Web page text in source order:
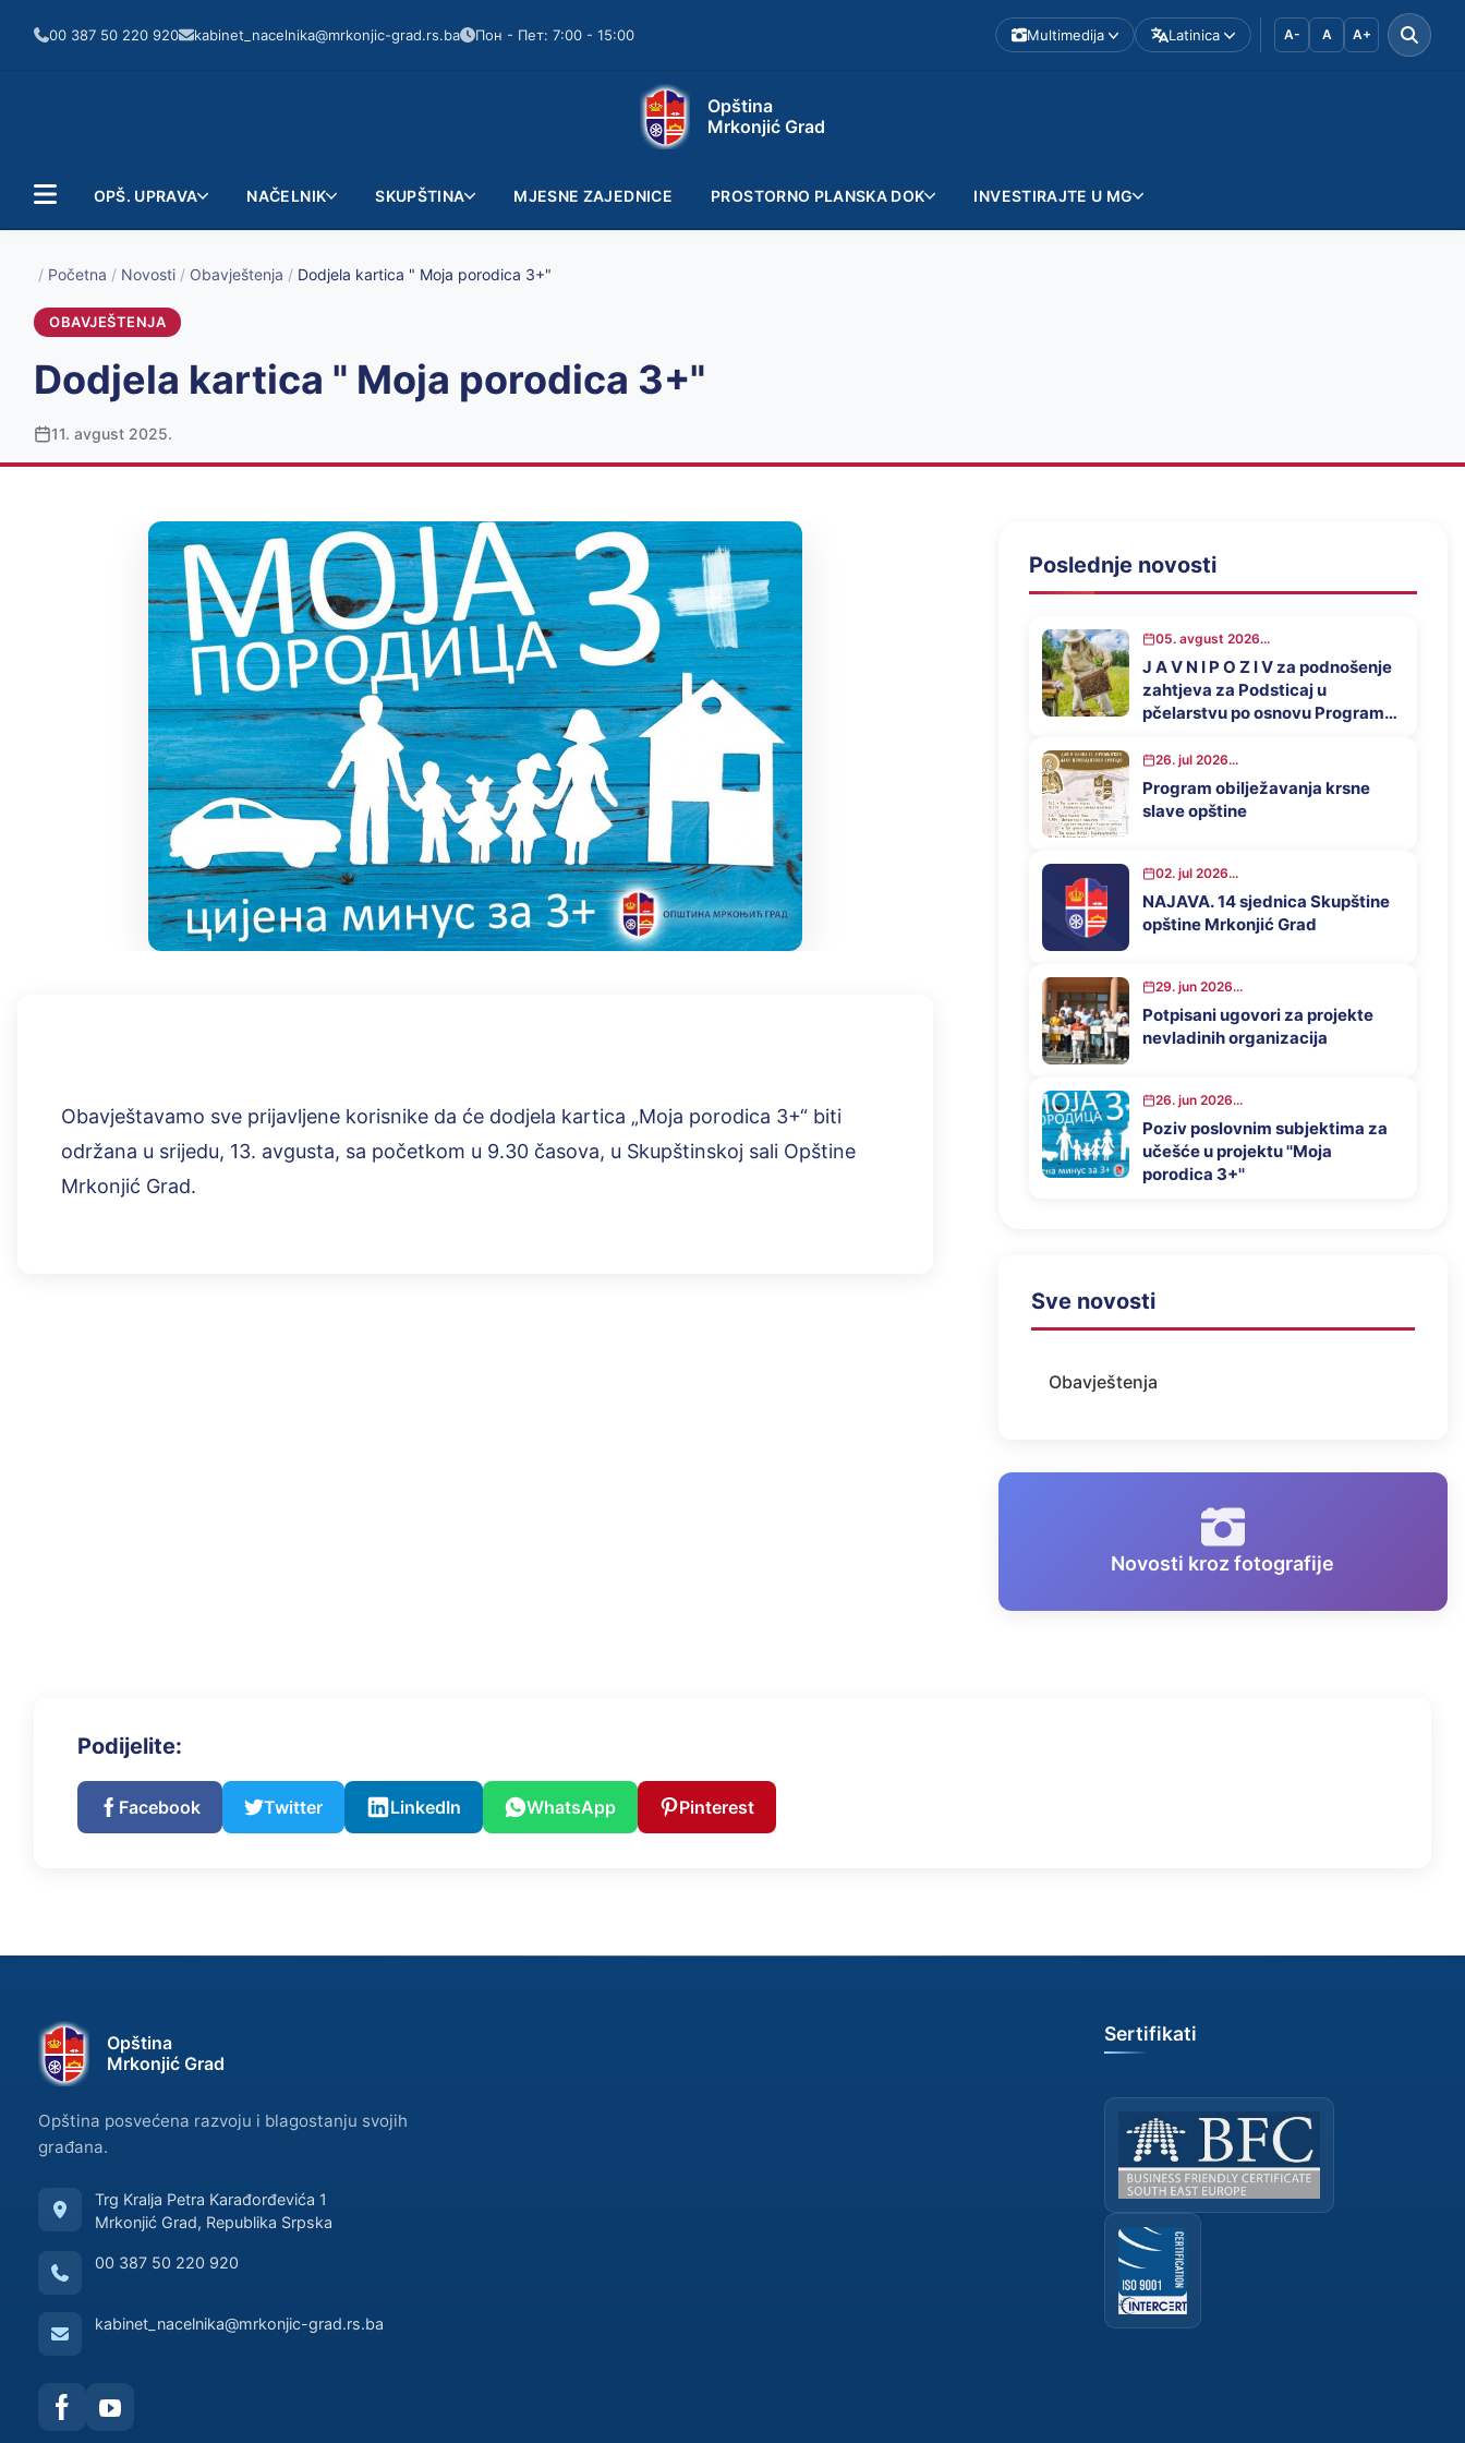
00 387 50 220 920 kabinet_nacelnika@mrkonjic-grad.rs.ba Пон - Пет: 7:00 - 15:00 Multimedija Latinica A- A A+
Opština
Mrkonjić Grad
OPŠ. UPRAVA NAČELNIK SKUPŠTINA MJESNE ZAJEDNICE PROSTORNO PLANSKA DOK INVESTIRAJTE U MG
/ Početna / Novosti / Obavještenja / Dodjela kartica " Moja porodica 3+"
OBAVJEŠTENJA
Dodjela kartica " Moja porodica 3+"
11. avgust 2025.
Obavještavamo sve prijavljene korisnike da će dodjela kartica „Moja porodica 3+“ biti
održana u srijedu, 13. avgusta, sa početkom u 9.30 časova, u Skupštinskoj sali Opštine
Mrkonjić Grad.
Poslednje novosti
05. avgust 2026...
J A V N I P O Z I V za podnošenje
zahtjeva za Podsticaj u
pčelarstvu po osnovu Programa
opštine Mrkonjić Grad u 2026.
godini
26. jul 2026...
Program obilježavanja krsne
slave opštine
02. jul 2026...
NAJAVA. 14 sjednica Skupštine
opštine Mrkonjić Grad
29. jun 2026...
Potpisani ugovori za projekte
nevladinih organizacija
26. jun 2026...
Poziv poslovnim subjektima za
učešće u projektu ''Moja
porodica 3+''
Sve novosti
Obavještenja
Novosti kroz fotografije
Podijelite:
Facebook Twitter LinkedIn WhatsApp Pinterest
Opština
Mrkonjić Grad
Opština posvećena razvoju i blagostanju svojih
građana.
Trg Kralja Petra Karađorđevića 1
Mrkonjić Grad, Republika Srpska
00 387 50 220 920
kabinet_nacelnika@mrkonjic-grad.rs.ba
Sertifikati